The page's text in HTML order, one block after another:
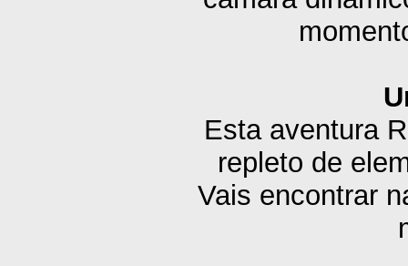
Esta aventura
repleto de
Vais encontrar